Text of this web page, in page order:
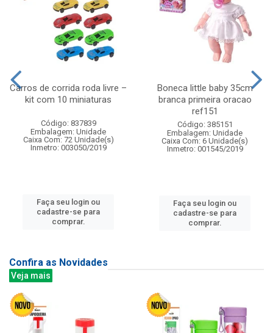
Carros de corrida roda livre –
kit com 10 miniaturas
Código: 837839
Embalagem: Unidade
Caixa Com: 72 Unidade(s)
Inmetro: 003050/2019
Faça seu login ou
cadastre-se para
comprar.
Boneca little baby 35cm
branca primeira oracao
ref151
Código: 385151
Embalagem: Unidade
Caixa Com: 6 Unidade(s)
Inmetro: 001545/2019
Faça seu login ou
cadastre-se para
comprar.
Confira as Novidades
Veja mais